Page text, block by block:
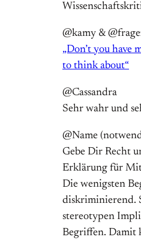
@kamy &
„Don’t you have
to think about“
@Cassandra
Sehr wahr und
@Name
Gebe Dir Recht
Erklärung für
Die wenigsten
diskriminierend.
stereotypen
Begriffen. Damit